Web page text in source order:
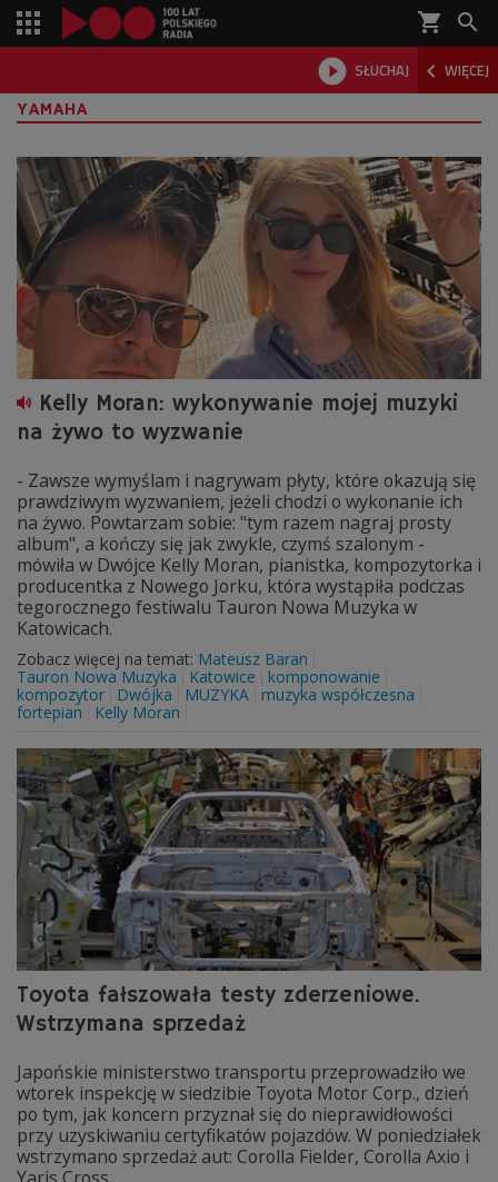
shopping_cart 
 SŁUCHAJ  WIĘCEJ

YAMAHA
Kelly Moran: wykonywanie mojej muzyki
na żywo to wyzwanie
- Zawsze wymyślam i nagrywam płyty, które okazują się
prawdziwym wyzwaniem, jeżeli chodzi o wykonanie ich
na żywo. Powtarzam sobie: "tym razem nagraj prosty
album", a kończy się jak zwykle, czymś szalonym -
mówiła w Dwójce Kelly Moran, pianistka, kompozytorka i
producentka z Nowego Jorku, która wystąpiła podczas
tegorocznego festiwalu Tauron Nowa Muzyka w
Katowicach.
Zobacz więcej na temat: Mateusz Baran
Tauron Nowa Muzyka
Katowice
komponowanie
kompozytor
Dwójka MUZYKA
muzyka współczesna
fortepian
Kelly Moran
Toyota fałszowała testy zderzeniowe.
Wstrzymana sprzedaż
Japońskie ministerstwo transportu przeprowadziło we
wtorek inspekcję w siedzibie Toyota Motor Corp., dzień
po tym, jak koncern przyznał się do nieprawidłowości
przy uzyskiwaniu certyfikatów pojazdów. W poniedziałek
wstrzymano sprzedaż aut: Corolla Fielder, Corolla Axio i